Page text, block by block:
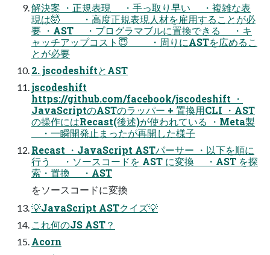
解決案 ・正規表現 ・手っ取り早い ・複雑な表
現は🤯 ・高度正規表現人材を雇用することが必
要 ・AST ・プログラマブルに置換できる ・キ
ャッチアップコスト😇 ・周りにASTを広めるこ
とが必要
2. jscodeshiftとAST
jscodeshift
https://github.com/facebook/jscodeshift ・
JavaScriptのASTのラッパー + 置換用CLI ・AST
の操作にはRecast(後述)が使われている ・Meta製
・一瞬開発止まったが再開した様子
Recast ・JavaScript ASTパーサー ・以下を順に
行う ・ソースコードを AST に変換 ・AST を探
索・置換 ・AST
をソースコードに変換
💡JavaScript ASTクイズ💡
これ何のJS AST？
Acorn